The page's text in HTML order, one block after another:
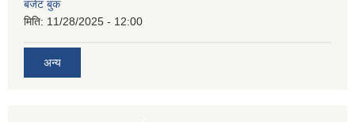
बजेट बुक
मिति: 11/28/2025 - 12:00
अन्य